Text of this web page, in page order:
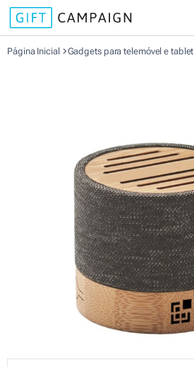
Página Inicial Gadgets para telemóvel e tablet